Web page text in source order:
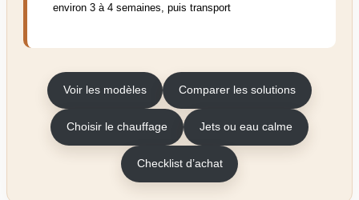
environ 3 à 4 semaines, puis transport
Voir les modèles Comparer les solutions
Choisir le chauffage Jets ou eau calme
Checklist d’achat